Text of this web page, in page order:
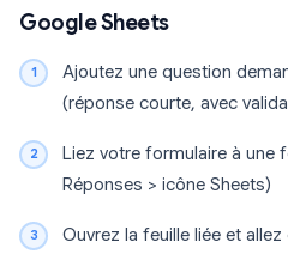
Google Sheets
Ajoutez une question
(réponse courte, avec
Liez votre formulaire à une
Réponses > icône Sheets)
Ouvrez la feuille liée et allez